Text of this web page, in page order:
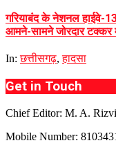
गरियाबंद के नेशनल हाईवे-
आमने-सामने जोरदार टक्कर
In: छत्तीसगढ़,हादसा
Get in Touch
Chief Editor: M. A. Rizvi
Mobile Number: